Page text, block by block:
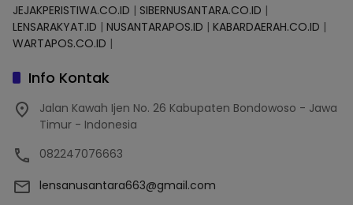
JEJAKPERISTIWA.CO.ID | SIBERNUSANTARA.CO.ID |
LENSARAKYAT.ID | NUSANTARAPOS.ID | KABARDAERAH.CO.ID |
WARTAPOS.CO.ID |
Info Kontak
Jalan Kawah Ijen No. 26 Kabupaten Bondowoso - Jawa
Timur - Indonesia
082247076663
lensanusantara663@gmail.com